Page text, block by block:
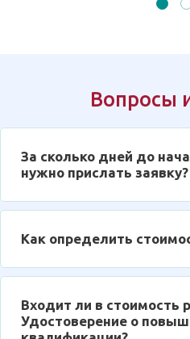
Вопросы
За сколько дней до
нужно прислать заявку?
Как определить
Входит ли в стоимость
Удостоверение о